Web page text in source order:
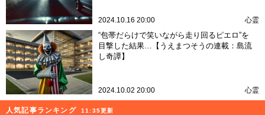
2024.10.16 20:00 心霊
“包帯だらけで笑いながら走り回るピエロ”を
目撃した結果…【うえまつそうの連載：島流
し奇譚】
2024.10.02 20:00 心霊
人気記事ランキング 11:35更新